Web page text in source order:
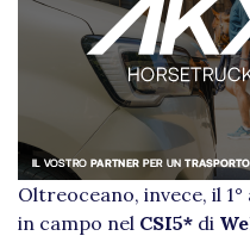
Oltreoceano, invece, il 1°
in campo nel CSI5* di